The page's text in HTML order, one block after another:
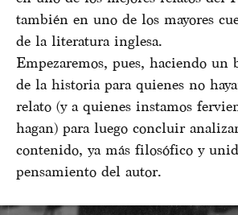
también en uno de los mayores
de la literatura inglesa.
Empezaremos, pues, haciendo un
de la historia para quienes no
relato (y a quienes instamos
hagan) para luego concluir
contenido, ya más filosófico y
pensamiento del autor.